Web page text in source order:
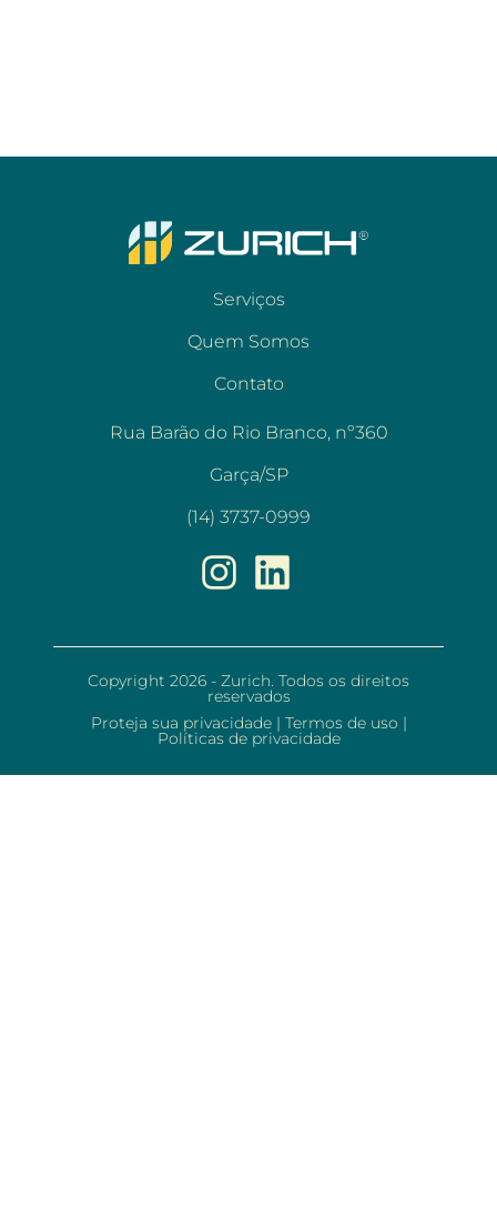
Serviços
Quem Somos
Contato
Rua Barão do Rio Branco, nº360
Garça/SP
(14) 3737-0999
Copyright 2026 - Zurich. Todos os direitos
reservados
Proteja sua privacidade | Termos de uso |
Políticas de privacidade